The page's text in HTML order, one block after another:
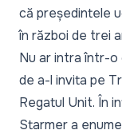
că președintele
în război de trei
Nu ar intra într-
de a-l invita pe
Regatul Unit. În
Starmer a